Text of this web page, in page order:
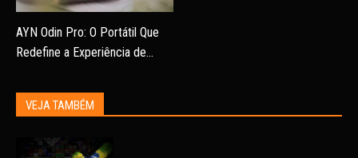
AYN Odin Pro: O Portátil Que
Redefine a Experiência de
VEJA TAMBÉM